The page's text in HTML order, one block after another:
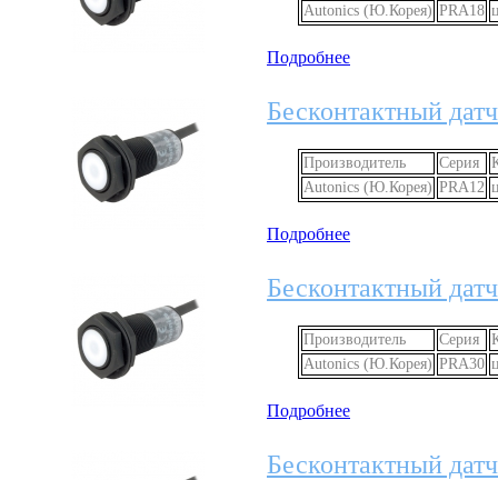
Autonics (Ю.Корея) PRA18
Подробнее
Бесконтактный
Производитель Серия
Autonics (Ю.Корея) PRA12
Подробнее
Бесконтактный
Производитель Серия
Autonics (Ю.Корея) PRA30
Подробнее
Бесконтактный